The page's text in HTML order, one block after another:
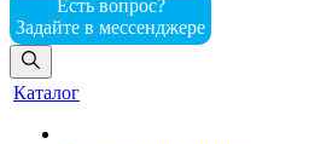
Есть вопрос?
Задайте в мессенджере
Каталог